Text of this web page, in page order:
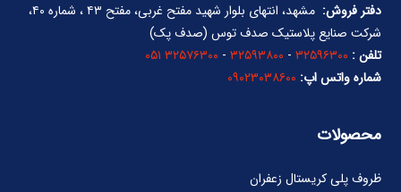
دفتر فروش:
مشهد، انتهای بلوار شهید مفتح غربی، مفتح ۴۳ ، شماره ۴۰،
شرکت صنایع پلاستیک صدف توس (صدف پک)
تلفن : ۳۲۵۹۶۳۰۰ - ۳۲۵۹۳۸۰۰ - ۳۲۵۷۶۳۰۰ ۰۵۱
شماره واتس اپ: ۰۹۰۲۳۰۳۸۶۰۰
محصولات
ظروف پلی کریستال زعفران